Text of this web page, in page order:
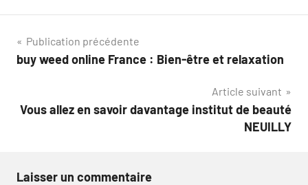
Navigation
de
Publication précédente
buy weed online France : Bien-être et relaxation
Article suivant
Vous allez en savoir davantage institut de beauté
NEUILLY
Laisser un commentaire